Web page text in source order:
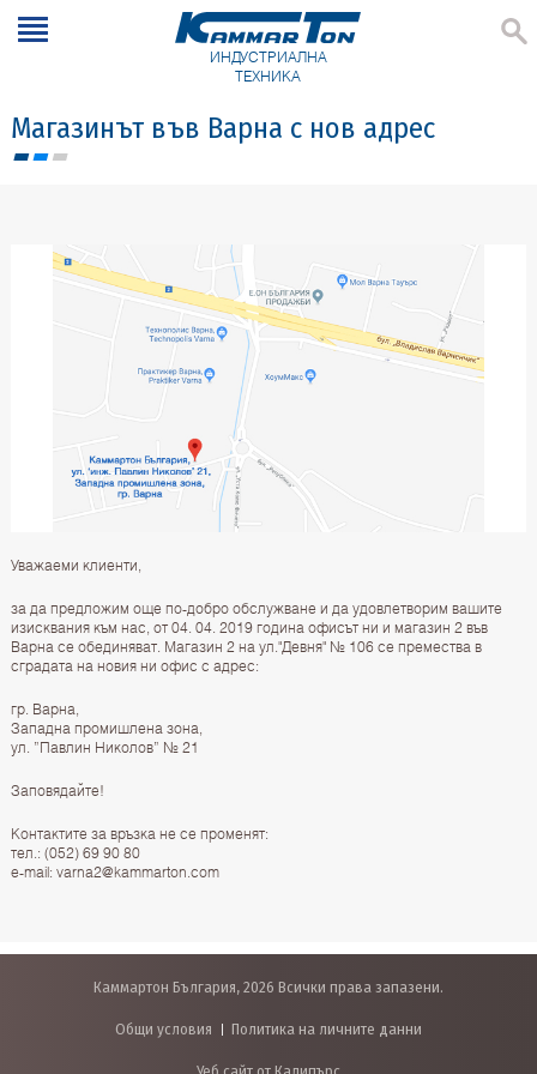
ИНДУСТРИАЛНА
ТЕХНИКА
Магазинът във Варна с нов адрес
Уважаеми клиенти,
за да предложим още по-добро обслужване и да удовлетворим вашите
изисквания към нас, от 04. 04. 2019 година офисът ни и магазин 2 във
Варна се обединяват. Mагазин 2 на ул."Девня" № 106 се премества в
сградата на новия ни офис с адрес:
гр. Варна,
Западна промишлена зона,
ул. ”Павлин Николов” № 21
Заповядайте!
Контактите за връзка не се променят:
тел.: (052) 69 90 80
e-mail: varna2@kammarton.com
Каммартон България, 2026 Всички права запазени.
Общи условия Политика на личните данни